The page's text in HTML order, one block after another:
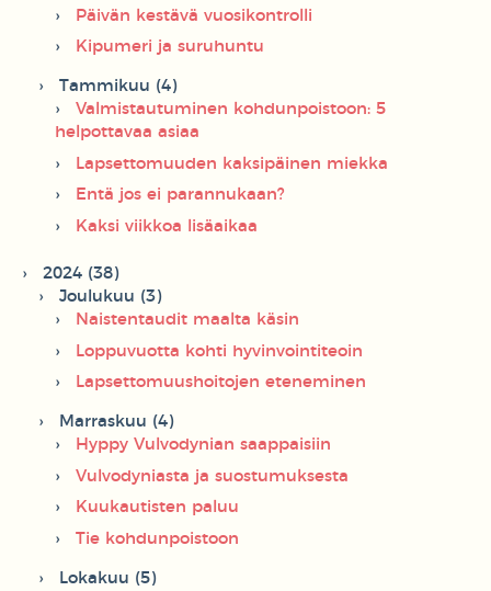
Päivän kestävä vuosikontrolli
Kipumeri ja suruhuntu
Tammikuu (4)
Valmistautuminen kohdunpoistoon: 5
helpottavaa asiaa
Lapsettomuuden kaksipäinen miekka
Entä jos ei parannukaan?
Kaksi viikkoa lisäaikaa
2024 (38)
Joulukuu (3)
Naistentaudit maalta käsin
Loppuvuotta kohti hyvinvointiteoin
Lapsettomuushoitojen eteneminen
Marraskuu (4)
Hyppy Vulvodynian saappaisiin
Vulvodyniasta ja suostumuksesta
Kuukautisten paluu
Tie kohdunpoistoon
Lokakuu (5)